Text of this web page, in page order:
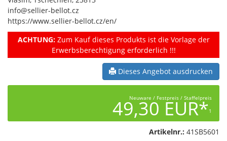
info@sellier-bellot.cz
https://www.sellier-bellot.cz/en/
ACHTUNG:Zum Kauf dieses Produkts ist die Vorlage der
Erwerbsberechtigung erforderlich !!!
Dieses Angebot ausdrucken
Neuware / Festpreis / Staffelpreis
49,30 EUR*1
Artikelnr.: 41SB5601